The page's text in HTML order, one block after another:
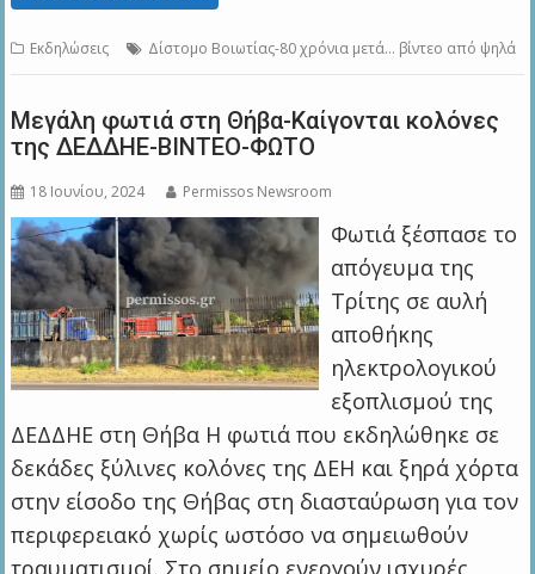
Εκδηλώσεις Δίστομο Βοιωτίας-80 χρόνια μετά... βίντεο από ψηλά
Μεγάλη φωτιά στη Θήβα-Kαίγονται κολόνες
της ΔΕΔΔΗΕ-ΒΙΝΤΕΟ-ΦΩΤΟ
18 Ιουνίου, 2024 Permissos Newsroom
Φωτιά ξέσπασε το
απόγευμα της
Τρίτης σε αυλή
αποθήκης
ηλεκτρολογικού
εξοπλισμού της
ΔΕΔΔΗΕ στη Θήβα Η φωτιά που εκδηλώθηκε σε
δεκάδες ξύλινες κολόνες της ΔΕΗ και ξηρά χόρτα
στην είσοδο της Θήβας στη διασταύρωση για τον
περιφερειακό χωρίς ωστόσο να σημειωθούν